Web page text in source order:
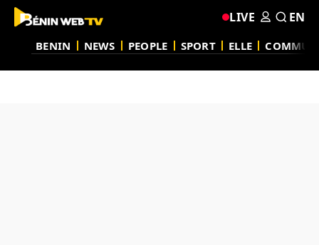
BENIN NEWS PEOPLE SPORT ELLE
LIVE EN